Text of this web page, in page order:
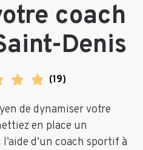
coach
Denis
(19)
de dynamiser votre
en place un
d’un coach sportif à